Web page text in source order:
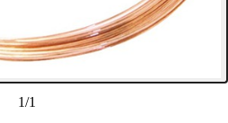
1/1